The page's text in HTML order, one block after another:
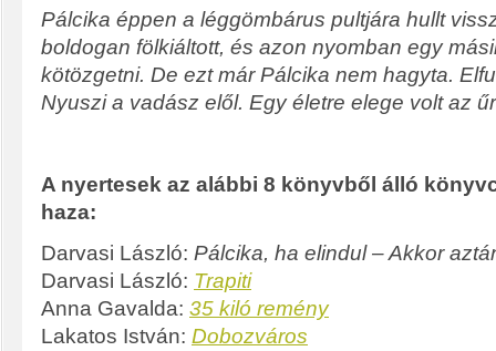
Pálcika éppen a léggömbárus pultjára hullt
boldogan fölkiáltott, és azon nyomban egy
kötözgetni. De ezt már Pálcika nem hagyta.
Nyuszi a vadász elől. Egy életre elege volt az
A nyertesek az alábbi 8 könyvből álló
haza:
Darvasi László: Pálcika, ha elindul – Akkor
Darvasi László: Trapiti
Anna Gavalda: 35 kiló remény
Lakatos István: Dobozváros